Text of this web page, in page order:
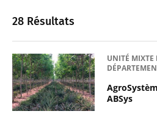
28 Résultats
UNITÉ MIXTE
ABSys